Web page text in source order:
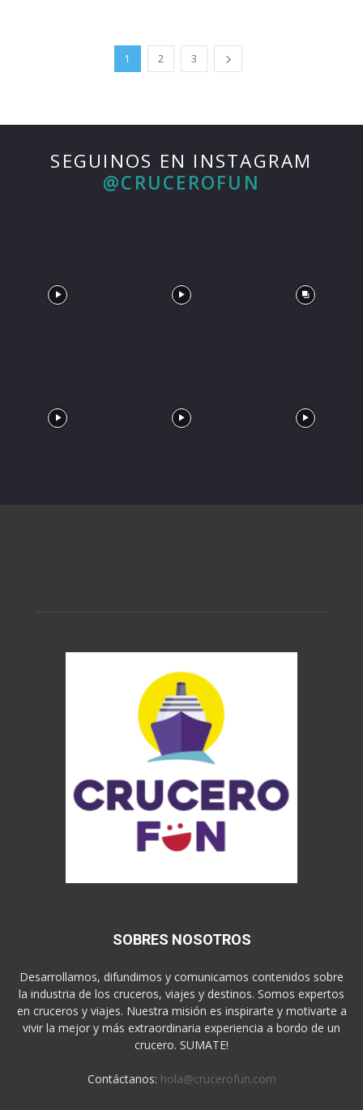
1 2 3
SEGUINOS EN INSTAGRAM
@CRUCEROFUN
SOBRES NOSOTROS
Desarrollamos, difundimos y comunicamos contenidos sobre
la industria de los cruceros, viajes y destinos. Somos expertos
en cruceros y viajes. Nuestra misión es inspirarte y motivarte a
vivir la mejor y más extraordinaria experiencia a bordo de un
crucero. SUMATE!
Contáctanos: hola@crucerofun.com